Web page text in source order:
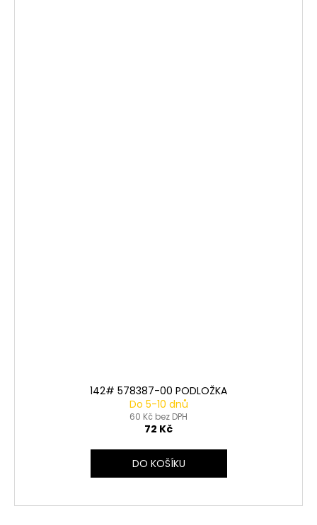
142# 578387-00 PODLOŽKA
Do 5-10 dnů
60 Kč bez DPH
72 Kč
DO KOŠÍKU